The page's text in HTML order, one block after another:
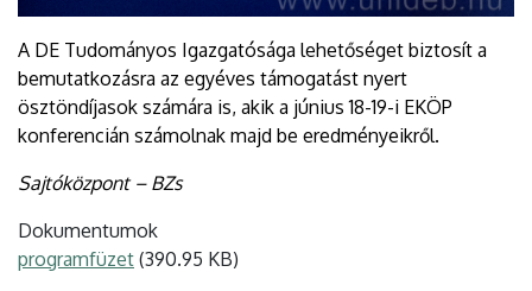
A DE Tudományos Igazgatósága lehetőséget biztosít a
bemutatkozásra az egyéves támogatást nyert
ösztöndíjasok számára is, akik a június 18-19-i EKÖP
konferencián számolnak majd be eredményeikről.
Sajtóközpont – BZs
Dokumentumok
programfüzet (390.95 KB)